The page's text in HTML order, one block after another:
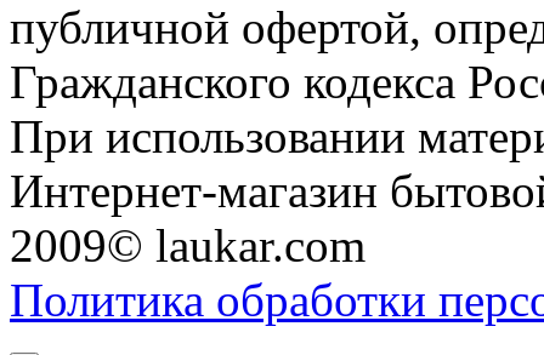
публичной офертой,
Гражданского кодекса
При использовании
Интернет-магазин
2009© laukar.com
Политика обработки